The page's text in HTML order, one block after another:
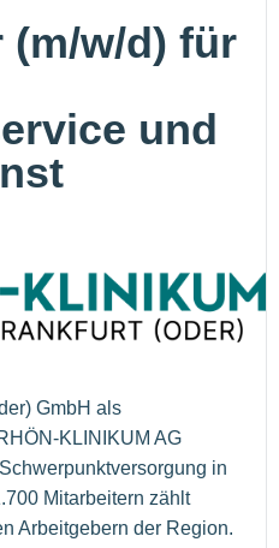
(m/w/d) für
und
GmbH als
KLINIKUM AG
in
Mitarbeitern zählt
Arbeitgebern der Region.